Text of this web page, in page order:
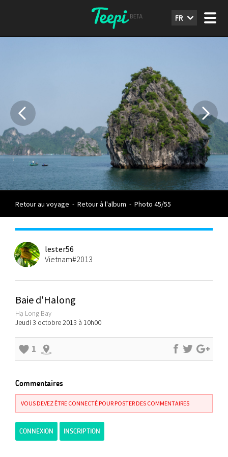
FR
Retour au voyage - Retour à l'album - Photo 45/55
lester56
Vietnam#2013
Baie d'Halong
Hạ Long Bay
Jeudi 3 octobre 2013 à 10h00
1
Commentaires
VOUS DEVEZ ÊTRE CONNECTÉ POUR POSTER DES COMMENTAIRES
CONNEXION INSCRIPTION